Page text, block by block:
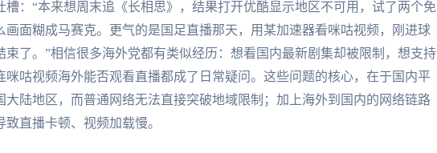
槽：“本来想周末追《长相思》，结果打开优酷显示地区不可用，试了两个免
画面糊成马赛克。更气的是国足直播那天，用某加速器看咪咕视频，刚进球
束了。”相信很多海外党都有类似经历：想看国内最新剧集却被限制，想支持
咪咕视频海外能否观看直播都成了日常疑问。这些问题的核心，在于国内平
大陆地区，而普通网络无法直接突破地域限制；加上海外到国内的网络链路
直播卡顿、视频加载慢。